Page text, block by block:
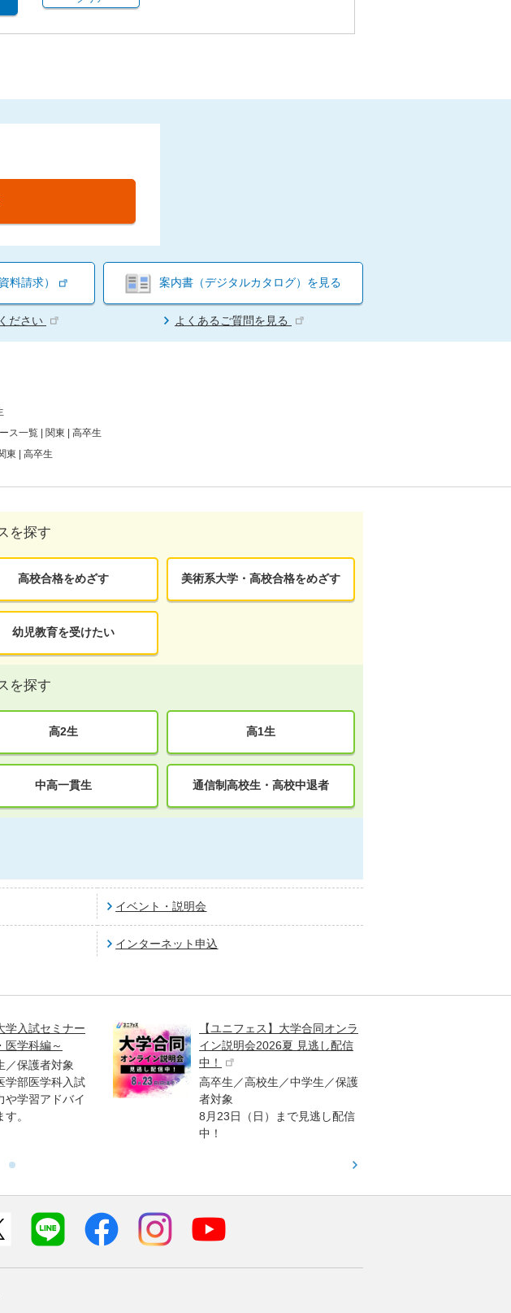
料請求）
ださい
案内書（デジタルカタログ）を見る
よくあるご質問を見る
ス一覧 | 関東 | 高卒生
東 | 高卒生
を探す
高校合格をめざす 美術系大学・高校合格をめざす
幼児教育を受けたい
を探す
高2生 高1生
中高一貫生 通信制高校生・高校中退者
イベント・説明会
インターネット申込
学入試セミナー
医学科編～
／保護者対象
学部医学科入試
や学習アドバイ
。
【ユニフェス】大学合同オンラ
イン説明会2026夏 見逃し配信
中！
高卒生／高校生／中学生／保護
者対象
8月23日（日）まで見逃し配信
中！